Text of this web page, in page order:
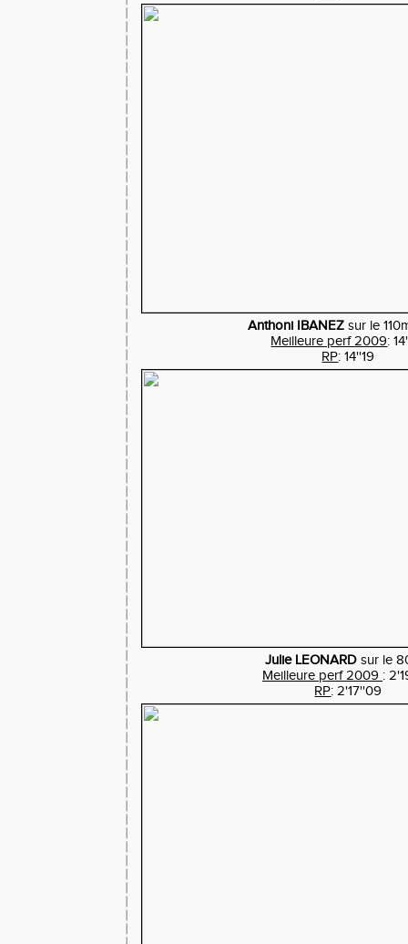
Anthoni IBANEZ sur le
Meilleure perf 2009:
RP: 14''19
Julie LEONARD sur le
Meilleure perf 2009 :
RP: 2'17''09